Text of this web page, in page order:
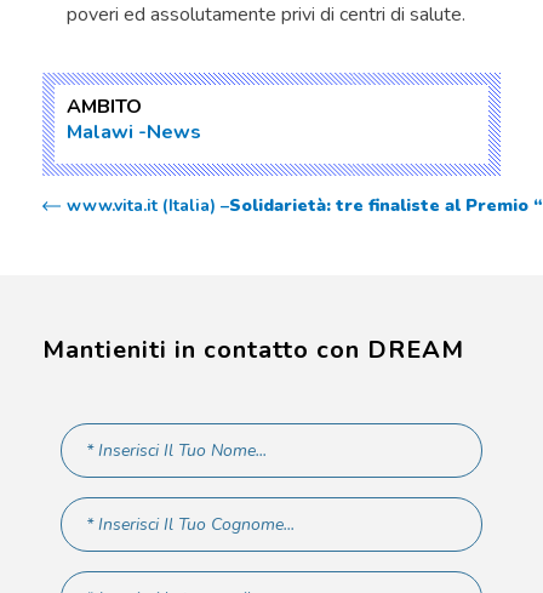
poveri ed assolutamente privi di centri di salute.
AMBITO
Malawi News
www.vita.it (Italia) –Solidarietà: tre finaliste al Premio
Mantieniti in contatto con DREAM